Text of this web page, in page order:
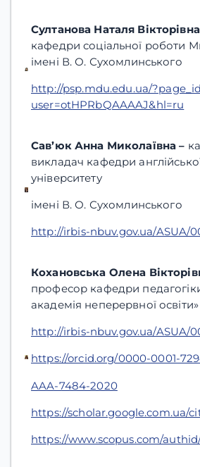
Султанова Наталя
кафедри соціальної роботи
імені В. О. Сухомлинського
http://psp.mdu.edu.ua/
user=otHPRbQAAAAJ&hl=ru
Сав’юк Анна Миколаївна –
викладач кафедри
університету
імені В. О. Сухомлинського
http://irbis-nbuv.gov.ua/ASUA/
Кохановська Олена
професор кафедри
академія неперервної освіти»
http://irbis-nbuv.gov.ua/ASUA/
https://orcid.org/0000-0001-
AAA-7484-2020
https://scholar.google.com.ua/
https://www.scopus.com/